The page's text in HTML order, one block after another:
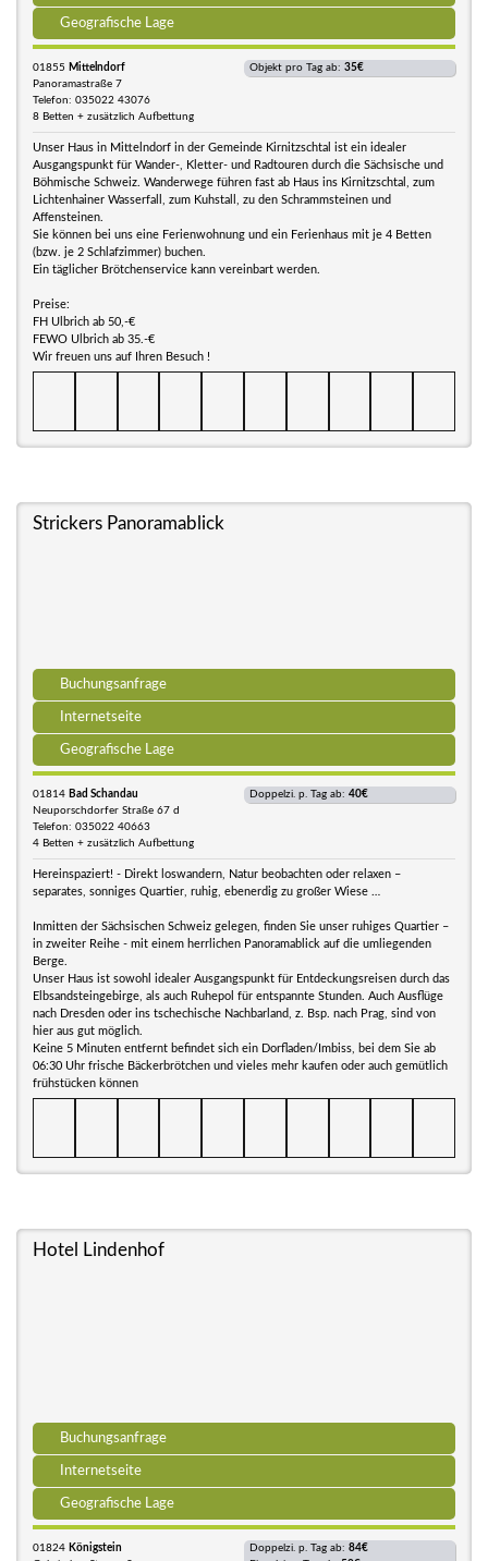
Geografische Lage
01855 Mittelndorf
Panoramastraße 7
Telefon: 035022 43076
8 Betten + zusätzlich Aufbettung
Objekt pro Tag ab: 35€
Unser Haus in Mittelndorf in der Gemeinde Kirnitzschtal ist ein idealer
Ausgangspunkt für Wander-, Kletter- und Radtouren durch die Sächsische und
Böhmische Schweiz. Wanderwege führen fast ab Haus ins Kirnitzschtal, zum
Lichtenhainer Wasserfall, zum Kuhstall, zu den Schrammsteinen und
Affensteinen.
Sie können bei uns eine Ferienwohnung und ein Ferienhaus mit je 4 Betten
(bzw. je 2 Schlafzimmer) buchen.
Ein täglicher Brötchenservice kann vereinbart werden.
Preise:
FH Ulbrich ab 50,-€
FEWO Ulbrich ab 35.-€
Wir freuen uns auf Ihren Besuch !
Strickers Panoramablick
Buchungsanfrage
Internetseite
Geografische Lage
01814 Bad Schandau
Neuporschdorfer Straße 67 d
Telefon: 035022 40663
4 Betten + zusätzlich Aufbettung
Doppelzi. p. Tag ab: 40€
Hereinspaziert! - Direkt loswandern, Natur beobachten oder relaxen –
separates, sonniges Quartier, ruhig, ebenerdig zu großer Wiese …
Inmitten der Sächsischen Schweiz gelegen, finden Sie unser ruhiges Quartier –
in zweiter Reihe - mit einem herrlichen Panoramablick auf die umliegenden
Berge.
Unser Haus ist sowohl idealer Ausgangspunkt für Entdeckungsreisen durch das
Elbsandsteingebirge, als auch Ruhepol für entspannte Stunden. Auch Ausflüge
nach Dresden oder ins tschechische Nachbarland, z. Bsp. nach Prag, sind von
hier aus gut möglich.
Keine 5 Minuten entfernt befindet sich ein Dorfladen/Imbiss, bei dem Sie ab
06:30 Uhr frische Bäckerbrötchen und vieles mehr kaufen oder auch gemütlich
frühstücken können
Hotel Lindenhof
Buchungsanfrage
Internetseite
Geografische Lage
01824 Königstein
Doppelzi. p. Tag ab: 84€